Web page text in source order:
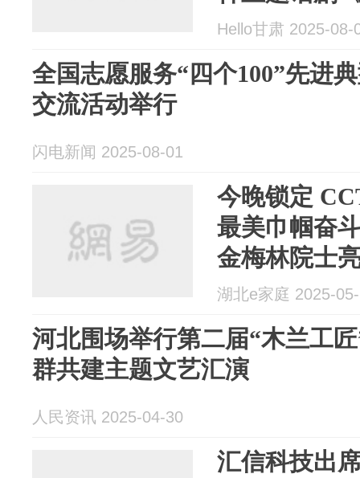
动在兰州举
Hello甘肃 2025-08-
全国志愿服务“四个100”先进
交流活动举行
闪电新闻 2025-08-01
今晚锁定
最美巾帼奋
金梅林院士
湖北e家庭 2025-
河北围场举行第二届“木兰工
群共建主题文艺汇演
人民资讯 2025-04-30
汇信科技出